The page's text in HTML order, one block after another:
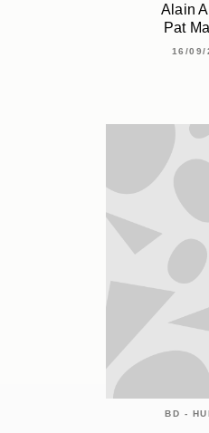
Alain
Pat
16/09/
BD -